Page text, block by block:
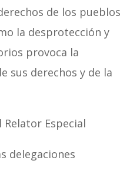
de los pueblos
la desprotección y
provoca la
sus derechos y de la
Especial
delegaciones